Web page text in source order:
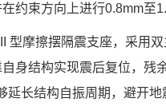
约束方向上进行0.8mm至
型摩擦摆隔震支座，采用
身结构实现震后复位，残
延长结构自振周期，避开